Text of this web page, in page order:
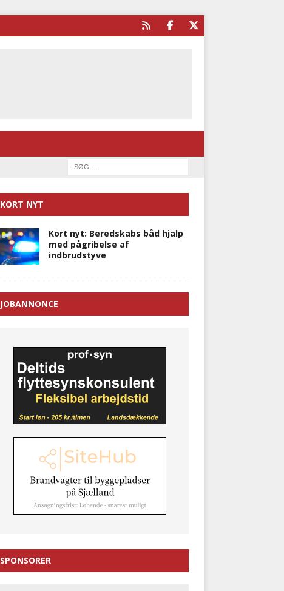
KORT NYT
Kort nyt: Beredskabs båd hjalp
med pågribelse af
indbrudstyve
JOBANNONCE
SPONSORER